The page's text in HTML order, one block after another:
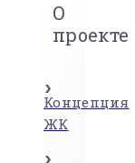
О
проекте
Концепция
ЖК